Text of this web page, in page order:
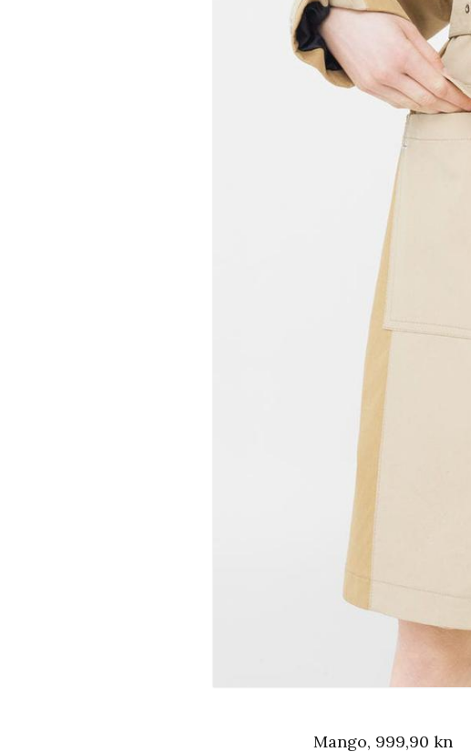
Mango, 999,90 kn